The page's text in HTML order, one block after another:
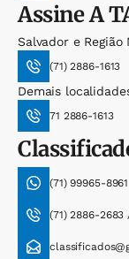
AssineA
Salvador e
(71) 2886-1613
Demais
71 2886-1613
(71) 99965-8961
(71) 2886-